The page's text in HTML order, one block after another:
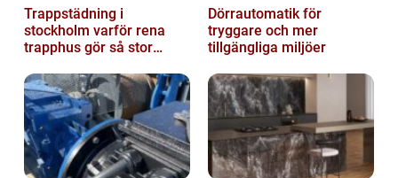
Trappstädning i
stockholm varför rena
trapphus gör så stor
Dörrautomatik för
tryggare och mer
tillgängliga miljöer